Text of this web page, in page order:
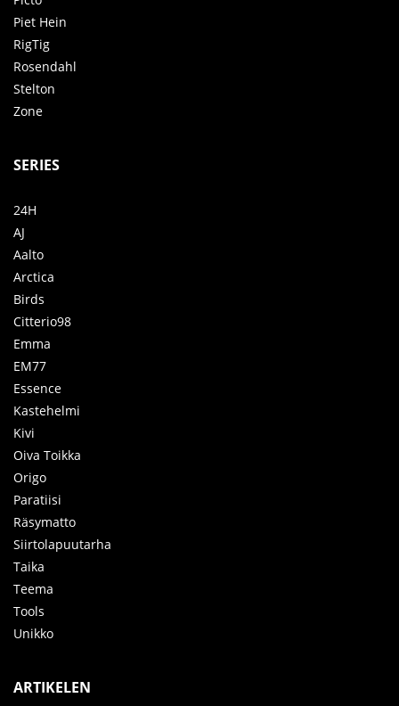
Piet Hein
RigTig
Rosendahl
Stelton
Zone
SERIES
24H
AJ
Aalto
Arctica
Birds
Citterio98
Emma
EM77
Essence
Kastehelmi
Kivi
Oiva Toikka
Origo
Paratiisi
Räsymatto
Siirtolapuutarha
Taika
Teema
Tools
Unikko
ARTIKELEN